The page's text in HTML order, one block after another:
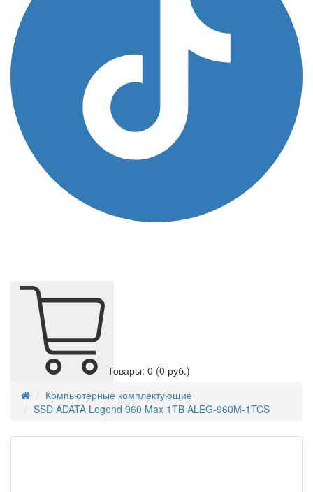
Товары: 0 (0 руб.)
Компьютерные комплектующие
SSD ADATA Legend 960 Max 1TB ALEG-960M-1TCS